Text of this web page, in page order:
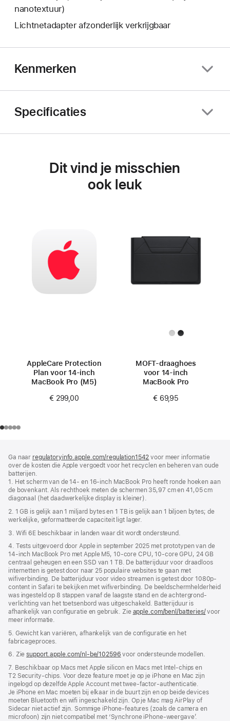
nanotextuur)
Lichtnetadapter afzonderlijk verkrijgbaar
Kenmerken
Specificaties
Dit vind je misschien
ook leuk
AppleCare Protection
Plan voor 14‑inch
MacBook Pro (M5)
€ 299,00
MOFT-draaghoes
voor 14-inch
MacBook Pro
€ 69,95
Ga naar regulatoryinfo.apple.com/regulation1542 (wordt
in
venster
geopend)
voor meer informatie
over de kosten die Apple vergoedt voor het recyclen en beheren van oude
batterijen.
1. Het scherm van de 14‑ en 16-inch MacBook Pro heeft ronde hoeken aan
de bovenkant. Als rechthoek meten de schermen 35,97 cm en 41,05 cm
diagonaal (het daadwerkelijke display is kleiner).
2. 1 GB is gelijk aan 1 miljard bytes en 1 TB is gelijk aan 1 biljoen bytes; de
werkelijke, geformatteerde capaciteit ligt lager.
3. Wifi 6E beschikbaar in landen waar dit wordt ondersteund.
4. Tests uitgevoerd door Apple in september 2025 met prototypen van de
14-inch MacBook Pro met Apple M5, 10-core CPU, 10-core GPU, 24 GB
centraal geheugen en een SSD van 1 TB. De batterijduur voor draadloos
internetten is getest door naar 25 populaire websites te gaan met
wifiverbinding. De batterijduur voor video streamen is getest door 1080p-
content in Safari te bekijken met wifiverbinding. De beeldscherm­helderheid
was ingesteld op 8 stappen vanaf de laagste stand en de achtergrond­
verlichting van het toetsenbord was uitgeschakeld. Batterijduur is
afhankelijk van configuratie en gebruik. Zie apple.com/benl/batteries/voor
meer informatie.
5. Gewicht kan variëren, afhankelijk van de configuratie en het
fabricageproces.
6. Ziesupport.apple.com/nl-be/102596 voor ondersteunde modellen.
7. Beschikbaar op Macs met Apple silicon en Macs met Intel-chips en
T2 Security-chips. Voor deze feature moet je op je iPhone en Mac zijn
ingelogd op dezelfde Apple Account met twee-factor-authenticatie.
Je iPhone en Mac moeten bij elkaar in de buurt zijn en op beide devices
moeten Bluetooth en wifi ingeschakeld zijn. Op je Mac mag AirPlay of
Sidecar niet actief zijn. Sommige iPhone-features (zoals de camera en
microfoon) zijn niet compatibel met ‘Synchrone iPhone-weergave’.